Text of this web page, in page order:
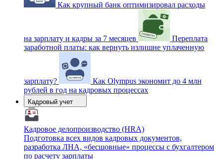
Как крупный банк оптимизировал расходы
на зарплату и кадры за 7 месяцев
Переплата
заработной платы: как вернуть излишне уплаченную
зарплату?
Как Olympus экономит до 4 млн
рублей в год на кадровых процессах
Кадровый учет
Кадровое делопроизводство (HRA)
Подготовка всех видов кадровых документов,
разработка ЛНА, «бесшовные» процессы с бухгалтером
по расчету зарплаты